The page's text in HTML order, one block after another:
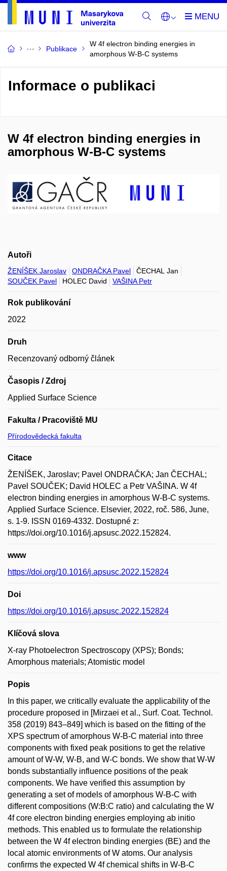
Publikace
W 4f electron binding energies in
amorphous W-B-C systems
Informace o publikaci
W 4f electron binding energies in
amorphous W-B-C systems
Autoři
ŽENÍŠEK Jaroslav ONDRAČKA Pavel
ČECHAL Jan
SOUČEK Pavel
HOLEC David VAŠINA Petr
Rok publikování
2022
Druh
Recenzovaný odborný článek
Časopis / Zdroj
Applied Surface Science
Fakulta / Pracoviště MU
Přírodovědecká fakulta
Citace
ŽENÍŠEK, Jaroslav; Pavel ONDRAČKA; Jan ČECHAL;
Pavel SOUČEK; David HOLEC a Petr VAŠINA. W 4f
electron binding energies in amorphous W-B-C systems.
Applied Surface Science. Elsevier, 2022, roč. 586, June,
s. 1-9. ISSN 0169-4332. Dostupné z:
https://doi.org/10.1016/j.apsusc.2022.152824.
www
https://doi.org/10.1016/j.apsusc.2022.152824
Doi
https://doi.org/10.1016/j.apsusc.2022.152824
Klíčová slova
X-ray Photoelectron Spectroscopy (XPS); Bonds;
Amorphous materials; Atomistic model
Popis
In this paper, we critically evaluate the applicability of the
procedure proposed in [Mirzaei et al., Surf. Coat. Technol.
358 (2019) 843–849] which is based on the fitting of the
XPS spectrum of amorphous W-B-C material into three
components with fixed peak positions to get the relative
amount of W-W, W-B, and W-C bonds. We show that W-W
bonds substantially influence positions of the peak
components. We have verified this assumption by
generating a set of models of amorphous W-B-C with
different compositions (W:B:C ratio) and calculating the W
4f core electron binding energies employing ab initio
methods. This enabled us to formulate the relationship
between the W 4f electron binding energies (BE) and the
local atomic environments of W atoms. Our analysis
confirms the expected W 4f chemical shifts in W-B-C